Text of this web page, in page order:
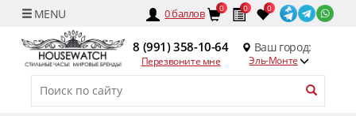
0баллов 0 0 0
8 (991) 358-10-64
Перезвоните мне
Ваш город:
Эль-Монте